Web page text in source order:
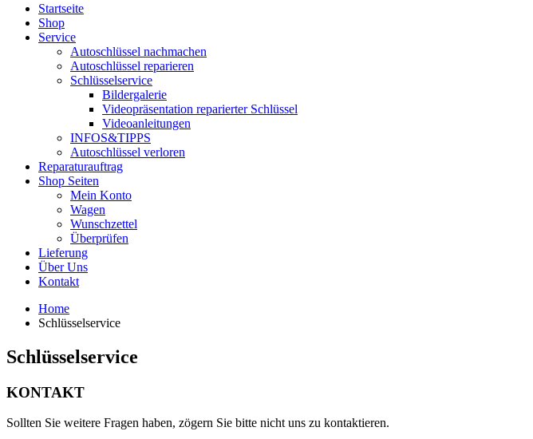
Startseite
Shop
Service
Autoschlüssel nachmachen
Autoschlüssel reparieren
Schlüsselservice
Bildergalerie
Videopräsentation reparierter Schlüssel
Videoanleitungen
INFOS&TIPPS
Autoschlüssel verloren
Reparaturauftrag
Shop Seiten
Mein Konto
Wagen
Wunschzettel
Überprüfen
Lieferung
Über Uns
Kontakt
Home
Schlüsselservice
Schlüsselservice
KONTAKT
Sollten Sie weitere Fragen haben, zögern Sie bitte nicht uns zu kontaktieren.